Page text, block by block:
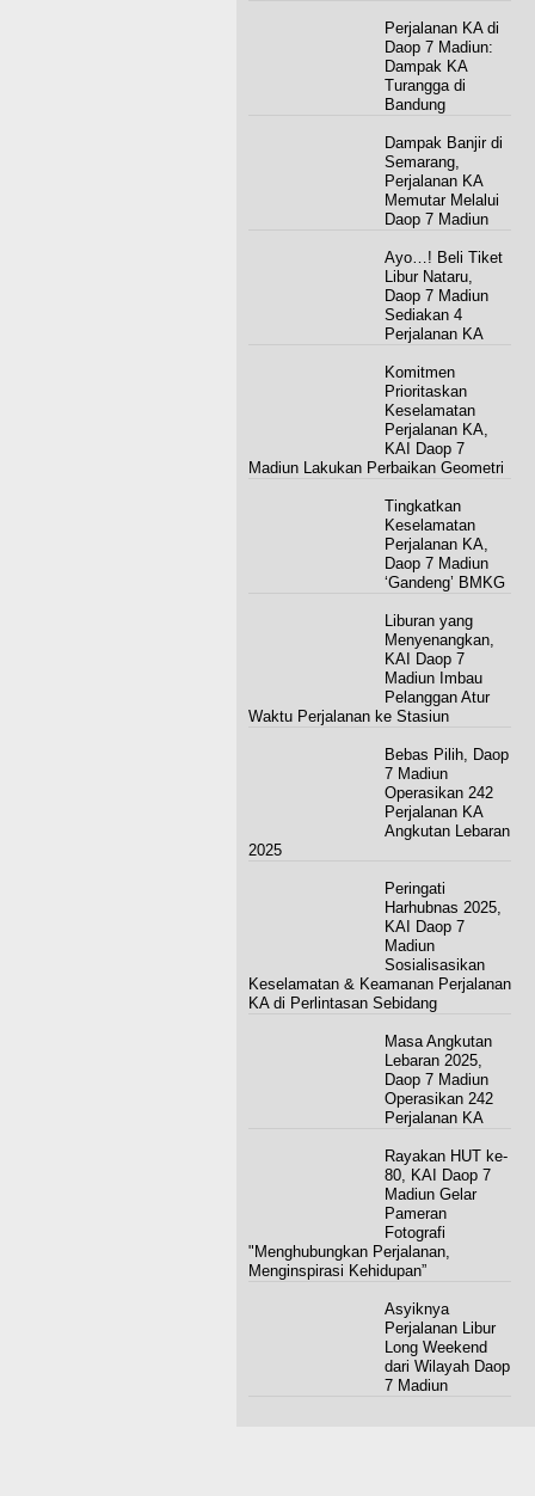
Perjalanan KA di
Daop 7 Madiun:
Dampak KA
Turangga di
Bandung
Dampak Banjir di
Semarang,
Perjalanan KA
Memutar Melalui
Daop 7 Madiun
Ayo…! Beli Tiket
Libur Nataru,
Daop 7 Madiun
Sediakan 4
Perjalanan KA
Komitmen
Prioritaskan
Keselamatan
Perjalanan KA,
KAI Daop 7
Madiun Lakukan Perbaikan Geometri
Tingkatkan
Keselamatan
Perjalanan KA,
Daop 7 Madiun
‘Gandeng’ BMKG
Liburan yang
Menyenangkan,
KAI Daop 7
Madiun Imbau
Pelanggan Atur
Waktu Perjalanan ke Stasiun
Bebas Pilih, Daop
7 Madiun
Operasikan 242
Perjalanan KA
Angkutan Lebaran
2025
Peringati
Harhubnas 2025,
KAI Daop 7
Madiun
Sosialisasikan
Keselamatan & Keamanan Perjalanan
KA di Perlintasan Sebidang
Masa Angkutan
Lebaran 2025,
Daop 7 Madiun
Operasikan 242
Perjalanan KA
Rayakan HUT ke-
80, KAI Daop 7
Madiun Gelar
Pameran
Fotografi
"Menghubungkan Perjalanan,
Menginspirasi Kehidupan”
Asyiknya
Perjalanan Libur
Long Weekend
dari Wilayah Daop
7 Madiun